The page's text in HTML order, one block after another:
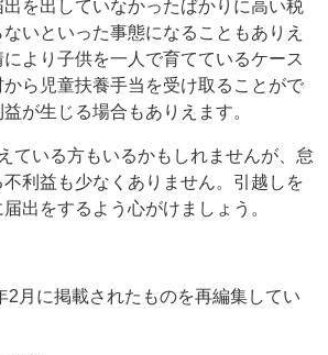
を出していなかったばかりに高い税
いといった事態になることもありえ
より子供を一人で育てているケース
ら児童扶養手当を受け取ることがで
が生じる場合もありえます。
ている方もいるかもしれませんが、怠
利益も少なくありません。引越しを
出をするよう心がけましょう。
2月に掲載されたものを再編集してい